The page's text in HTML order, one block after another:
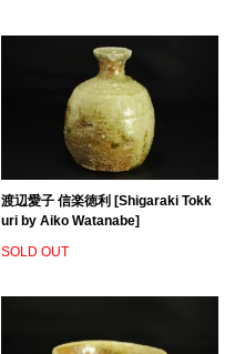
渡辺愛子 信楽徳利 [Shigaraki Tokk
uri by Aiko Watanabe]
SOLD OUT